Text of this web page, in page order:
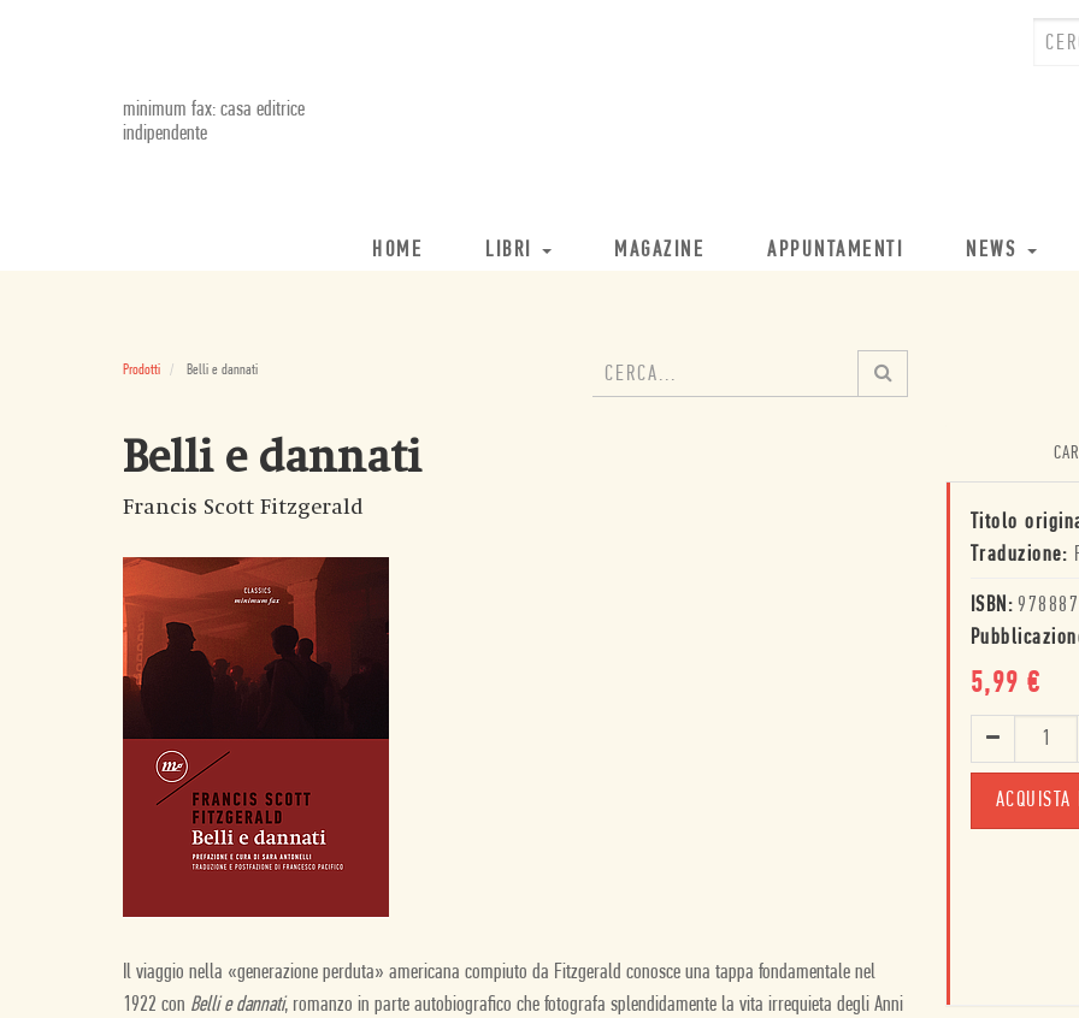
minimum fax: casa editrice
indipendente
HOME LIBRI MAGAZINE APPUNTAMENTI NEWS
Prodotti Belli e dannati
Belli e dannati
Francis Scott Fitzgerald
Il viaggio nella «generazione perduta» americana compiuto da Fitzgerald conosce una tappa fondamentale nel
1922 con Belli e dannati, romanzo in parte autobiografico che fotografa splendidamente la vita irrequieta degli Anni
Titolo
Traduzione:
ISBN:
5,99 €
ACQUISTA